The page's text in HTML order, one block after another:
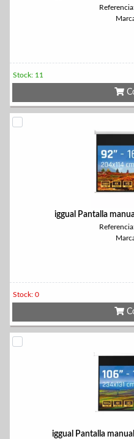
Stock: 11
iggual Pantalla
Stock: 0
iggual Pantalla